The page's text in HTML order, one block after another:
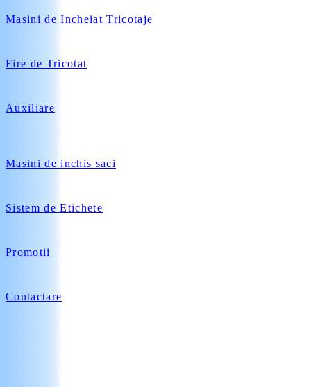
Masini de Incheiat Tricotaje
Fire de Tricotat
Auxiliare
Masini de inchis saci
Sistem de Etichete
Promotii
Contactare